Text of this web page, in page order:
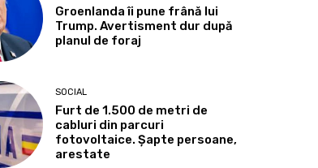
Groenlanda îi pune frână lui
Trump. Avertisment dur după
planul de foraj
SOCIAL
Furt de 1.500 de metri de
cabluri din parcuri
fotovoltaice. Șapte persoane,
arestate